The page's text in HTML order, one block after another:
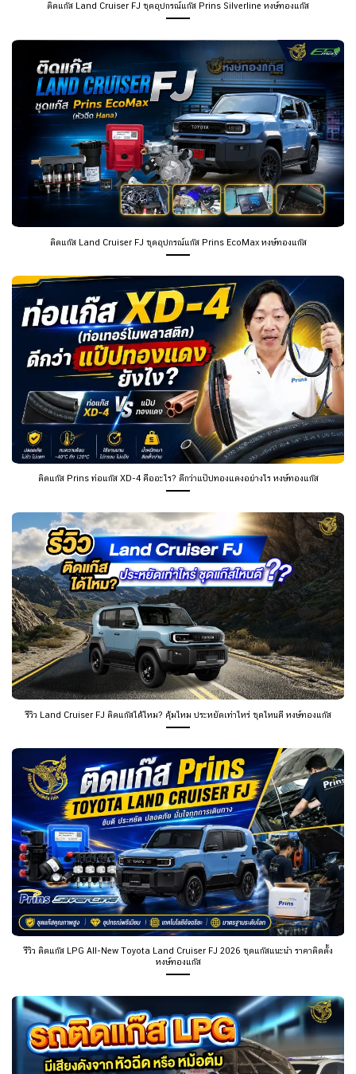
ติดแก๊ส Land Cruiser FJ ชุดอุปกรณ์แก๊ส Prins Silverline หงษ์ทองแก๊ส
ติดแก๊ส Land Cruiser FJ ชุดอุปกรณ์แก๊ส Prins EcoMax หงษ์ทองแก๊ส
ติดแก๊ส Prins ท่อแก๊ส XD-4 คืออะไร? ดีกว่าแป๊ปทองแดงอย่างไร หงษ์ทองแก๊ส
รีวิว Land Cruiser FJ ติดแก๊สได้ไหม? คุ้มไหม ประหยัดเท่าไหร่ ชุดไหนดี หงษ์ทองแก๊ส
รีวิว ติดแก๊ส LPG All-New Toyota Land Cruiser FJ 2026 ชุดแก๊สแนะนำ ราคาติดตั้ง
หงษ์ทองแก๊ส